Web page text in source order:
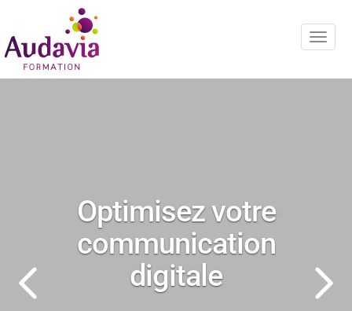
Optimisez votre
communication
digitale